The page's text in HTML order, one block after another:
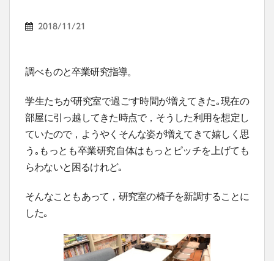
2018/11/21
調べものと卒業研究指導。
学生たちが研究室で過ごす時間が増えてきた｡現在の
部屋に引っ越してきた時点で，そうした利用を想定し
ていたので，ようやくそんな姿が増えてきて嬉しく思
う｡もっとも卒業研究自体はもっとピッチを上げても
らわないと困るけれど｡
そんなこともあって，研究室の椅子を新調することに
した｡